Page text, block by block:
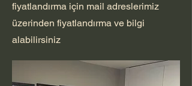
fiyatlandırma için mail adreslerimiz
üzerinden fiyatlandırma ve bilgi
alabilirsiniz